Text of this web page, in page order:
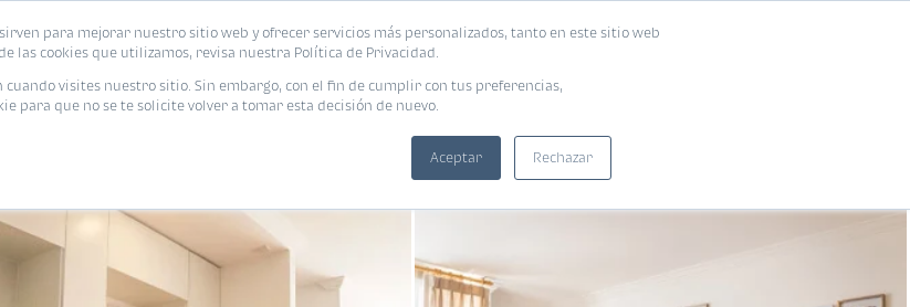
para mejorar nuestro sitio web y ofrecer servicios más personalizados, tanto en este sitio web
las cookies que utilizamos, revisa nuestra Política de Privacidad.
visites nuestro sitio. Sin embargo, con el fin de cumplir con tus preferencias,
para que no se te solicite volver a tomar esta decisión de nuevo.
Aceptar Rechazar
Promociones Blog Encuentra tu vivienda ideal